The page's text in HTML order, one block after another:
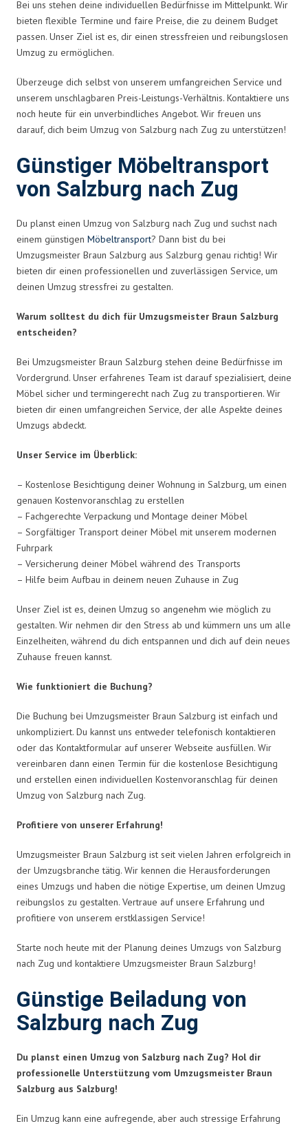
Bei uns stehen deine individuellen Bedürfnisse im Mittelpunkt. Wir
bieten flexible Termine und faire Preise, die zu deinem Budget
passen. Unser Ziel ist es, dir einen stressfreien und reibungslosen
Umzug zu ermöglichen.
Überzeuge dich selbst von unserem umfangreichen Service und
unserem unschlagbaren Preis-Leistungs-Verhältnis. Kontaktiere uns
noch heute für ein unverbindliches Angebot. Wir freuen uns
darauf, dich beim Umzug von Salzburg nach Zug zu unterstützen!
Günstiger Möbeltransport
von Salzburg nach Zug
Du planst einen Umzug von Salzburg nach Zug und suchst nach
einem günstigen Möbeltransport? Dann bist du bei
Umzugsmeister Braun Salzburg aus Salzburg genau richtig! Wir
bieten dir einen professionellen und zuverlässigen Service, um
deinen Umzug stressfrei zu gestalten.
Warum solltest du dich für Umzugsmeister Braun Salzburg
entscheiden?
Bei Umzugsmeister Braun Salzburg stehen deine Bedürfnisse im
Vordergrund. Unser erfahrenes Team ist darauf spezialisiert, deine
Möbel sicher und termingerecht nach Zug zu transportieren. Wir
bieten dir einen umfangreichen Service, der alle Aspekte deines
Umzugs abdeckt.
Unser Service im Überblick:
– Kostenlose Besichtigung deiner Wohnung in Salzburg, um einen
genauen Kostenvoranschlag zu erstellen
– Fachgerechte Verpackung und Montage deiner Möbel
– Sorgfältiger Transport deiner Möbel mit unserem modernen
Fuhrpark
– Versicherung deiner Möbel während des Transports
– Hilfe beim Aufbau in deinem neuen Zuhause in Zug
Unser Ziel ist es, deinen Umzug so angenehm wie möglich zu
gestalten. Wir nehmen dir den Stress ab und kümmern uns um alle
Einzelheiten, während du dich entspannen und dich auf dein neues
Zuhause freuen kannst.
Wie funktioniert die Buchung?
Die Buchung bei Umzugsmeister Braun Salzburg ist einfach und
unkompliziert. Du kannst uns entweder telefonisch kontaktieren
oder das Kontaktformular auf unserer Webseite ausfüllen. Wir
vereinbaren dann einen Termin für die kostenlose Besichtigung
und erstellen einen individuellen Kostenvoranschlag für deinen
Umzug von Salzburg nach Zug.
Profitiere von unserer Erfahrung!
Umzugsmeister Braun Salzburg ist seit vielen Jahren erfolgreich in
der Umzugsbranche tätig. Wir kennen die Herausforderungen
eines Umzugs und haben die nötige Expertise, um deinen Umzug
reibungslos zu gestalten. Vertraue auf unsere Erfahrung und
profitiere von unserem erstklassigen Service!
Starte noch heute mit der Planung deines Umzugs von Salzburg
nach Zug und kontaktiere Umzugsmeister Braun Salzburg!
Günstige Beiladung von
Salzburg nach Zug
Du planst einen Umzug von Salzburg nach Zug? Hol dir
professionelle Unterstützung vom Umzugsmeister Braun
Salzburg aus Salzburg!
Ein Umzug kann eine aufregende, aber auch stressige Erfahrung